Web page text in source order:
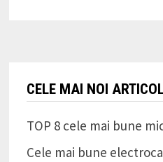
CELE MAI NOI
TOP 8 cele mai bune
Cele mai bune